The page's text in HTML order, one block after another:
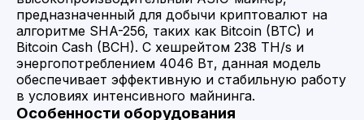
предназначенный для добычи криптовалют на
алгоритме SHA-256, таких как Bitcoin (BTC) и
Bitcoin Cash (BCH). С хешрейтом 238 TH/s и
энергопотреблением 4046 Вт, данная модель
обеспечивает эффективную и стабильную работу
в условиях интенсивного майнинга. ​
Особенности оборудования